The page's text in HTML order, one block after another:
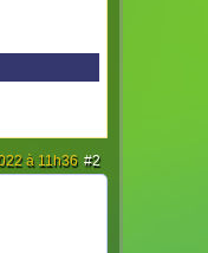
#2
à 11h36